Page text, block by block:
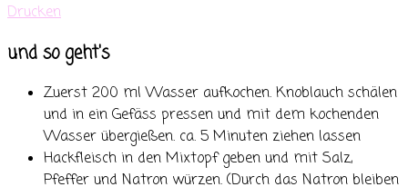
Drucken
und so geht's
Zuerst 200 ml Wasser aufkochen. Knoblauch schälen
und in ein Gefäss pressen und mit dem kochenden
Wasser übergießen. ca. 5 Minuten ziehen lassen
Hackfleisch in den Mixtopf geben und mit Salz,
Pfeffer und Natron würzen. (Durch das Natron bleiben